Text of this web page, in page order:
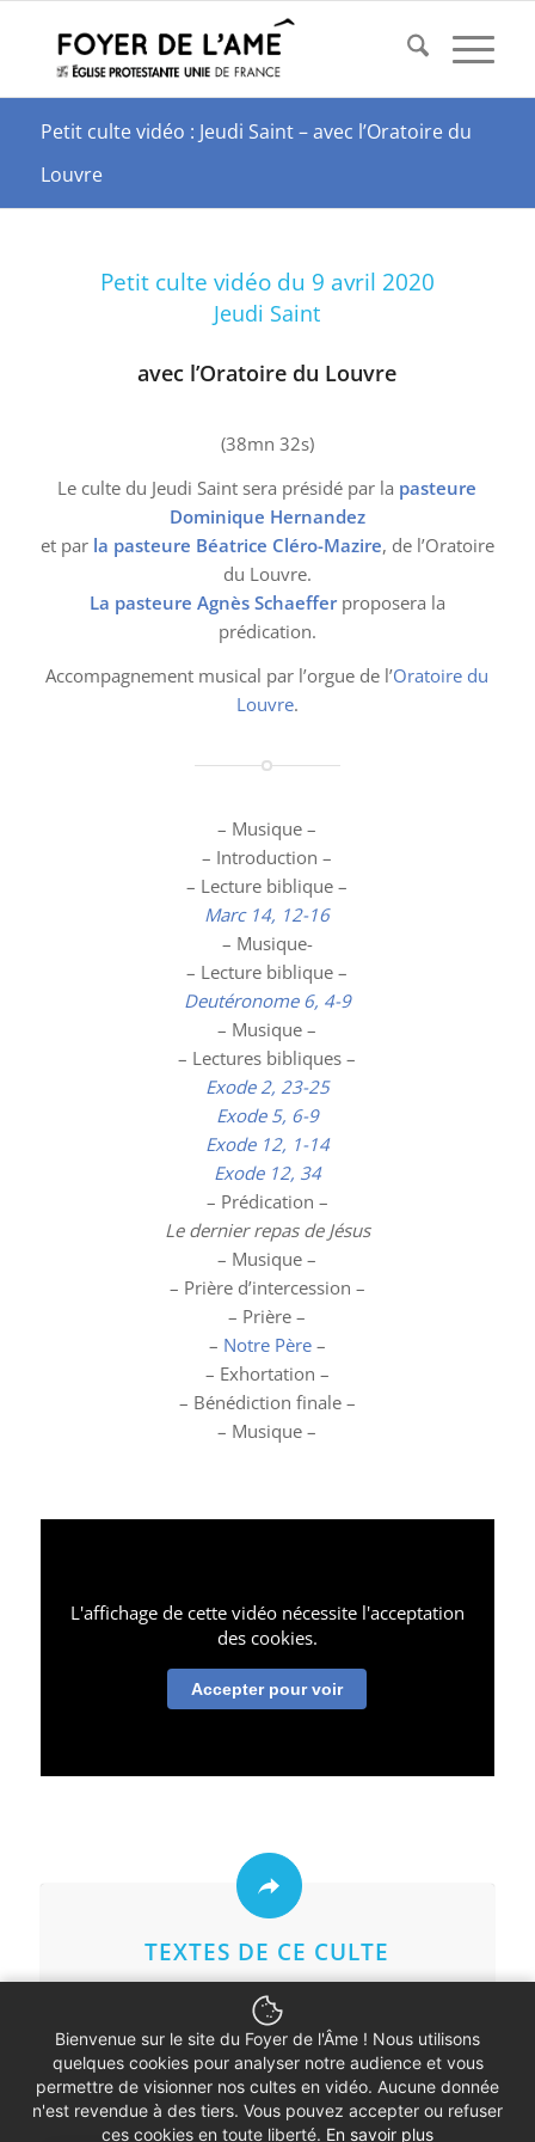
Petit culte vidéo : Jeudi Saint – avec l’Oratoire du
Louvre
Petit culte vidéo du 9 avril 2020
Jeudi Saint
avec l’Oratoire du Louvre
(38mn 32s)
Le culte du Jeudi Saint sera présidé par la pasteure
Dominique Hernandez
et parla pasteure Béatrice Cléro-Mazire, de l’Oratoire
du Louvre.
La pasteure Agnès Schaefferproposera la
prédication.
Accompagnement musical par l’orgue de l’Oratoire du
Louvre.
– Musique –
– Introduction –
– Lecture biblique –
Marc 14, 12-16
– Musique-
– Lecture biblique –
Deutéronome 6, 4-9
– Musique –
– Lectures bibliques –
Exode 2, 23-25
Exode 5, 6-9
Exode 12, 1-14
Exode 12, 34
– Prédication –
Le dernier repas de Jésus
– Musique –
– Prière d’intercession –
– Prière –
– Notre Père–
– Exhortation –
– Bénédiction finale –
– Musique –
L'affichage de cette vidéo nécessite l'acceptation
des cookies.
Accepter pour voir
TEXTES DE CE CULTE
Bienvenue sur le site du Foyer de l'Âme ! Nous utilisons
quelques cookies pour analyser notre audience et vous
permettre de visionner nos cultes en vidéo. Aucune donnée
n'est revendue à des tiers. Vous pouvez accepter ou refuser
ces cookies en toute liberté. En savoir plus